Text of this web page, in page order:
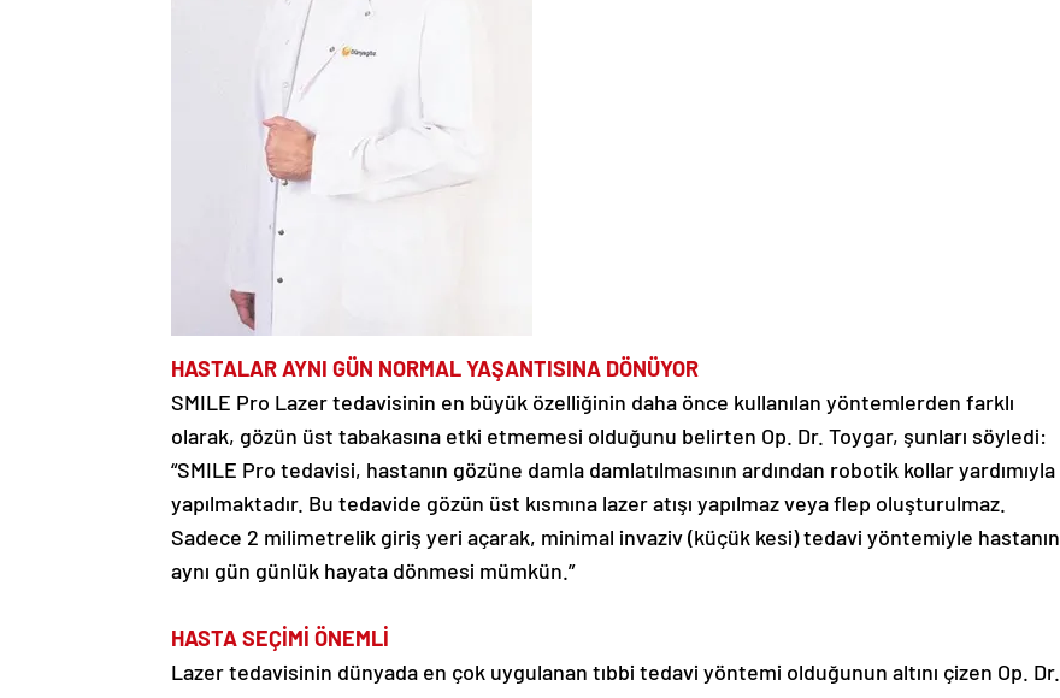
HASTALAR AYNI GÜN NORMALYAŞANTISINA DÖNÜYOR
SMILE Pro Lazer tedavisinin en büyük özelliğinin daha önce kullanılan yöntemlerden farklı
olarak, gözün üst tabakasına etki etmemesi olduğunu belirten Op. Dr. Toygar, şunları söyledi:
“SMILE Pro tedavisi, hastanın gözüne damla damlatılmasının ardından robotik kollar yardımıyla
yapılmaktadır. Bu tedavide gözün üst kısmına lazer atışı yapılmaz veya flep oluşturulmaz.
Sadece 2 milimetrelik giriş yeri açarak, minimal invaziv (küçük kesi) tedavi yöntemiyle hastanın
aynı gün günlük hayata dönmesi mümkün.”
HASTASEÇİMİ ÖNEMLİ
Lazer tedavisinin dünyada en çok uygulanan tıbbi tedavi yöntemi olduğunun altını çizen Op. Dr.